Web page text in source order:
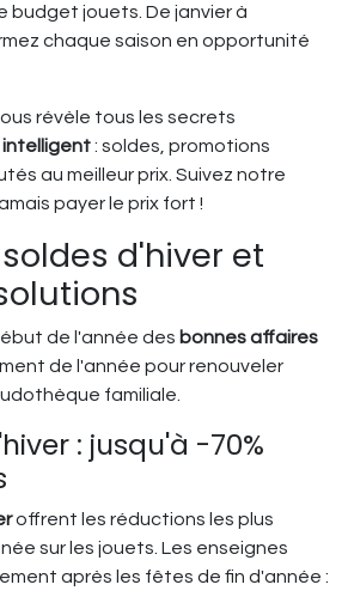
budget jouets. De janvier à
chaque saison en opportunité
révèle tous les secrets
intelligent: soldes, promotions
au meilleur prix. Suivez notre
payer le prix fort !
d'hiver et
de l'année des bonnes affaires
de l'année pour renouveler
familiale.
: jusqu'à -70%
offrent les réductions les plus
sur les jouets. Les enseignes
après les fêtes de fin d'année :